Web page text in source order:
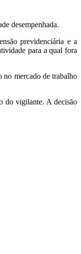
desempenhada.
previdenciária e a
para a qual fora
no mercado de trabalho
do vigilante. A decisão